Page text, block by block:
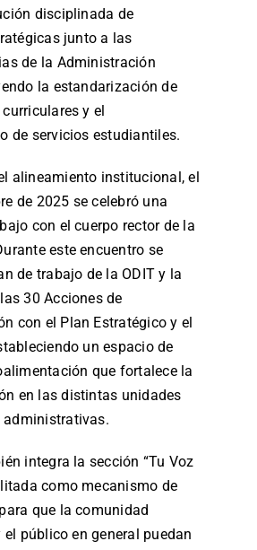
disciplinada de
junto a las
de la Administración
la estandarización de
y el
de servicios estudiantiles.
alineamiento institucional, el
de 2025 se celebró una
con el cuerpo rector de la
este encuentro se
de trabajo de la ODIT y la
30 Acciones de
con el Plan Estratégico y el
un espacio de
que fortalece la
en las distintas unidades
integra la sección “Tu Voz
como mecanismo de
que la comunidad
público en general puedan